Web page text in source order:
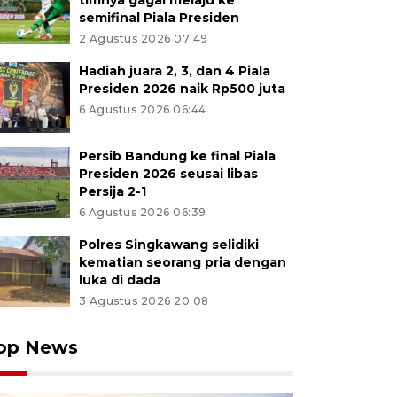
semifinal Piala Presiden
2 Agustus 2026 07:49
Hadiah juara 2, 3, dan 4 Piala
Presiden 2026 naik Rp500 juta
6 Agustus 2026 06:44
Persib Bandung ke final Piala
Presiden 2026 seusai libas
Persija 2-1
6 Agustus 2026 06:39
Polres Singkawang selidiki
kematian seorang pria dengan
luka di dada
3 Agustus 2026 20:08
News